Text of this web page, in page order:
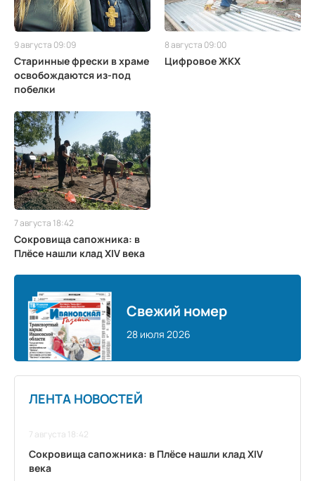
9 августа 09:09
Старинные фрески в храме
освобождаются из-под
побелки
8 августа 09:00
Цифровое ЖКХ
7 августа 18:42
Сокровища сапожника: в
Плёсе нашли клад XIV века
Свежий номер
28 июля 2026
ЛЕНТА НОВОСТЕЙ
7 августа 18:42
Сокровища сапожника: в Плёсе нашли клад XIV
века